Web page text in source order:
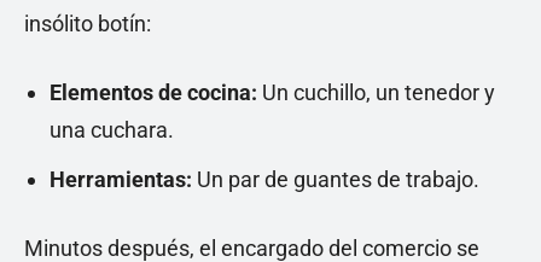
insólito botín:
Elementos de cocina: Un cuchillo, un tenedor y
una cuchara.
Herramientas: Un par de guantes de trabajo.
Minutos después, el encargado del comercio se